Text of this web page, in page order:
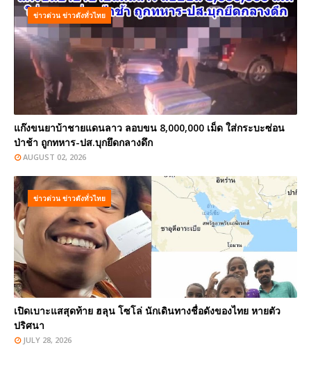
ข่าวด่วน ข่าวดังทั่วไทย
แก๊งขนยาบ้าชายแดนลาว ลอบขน 8,000,000 เม็ด ใส่กระบะซ่อน
ป่าช้า ถูกทหาร-ปส.บุกยึดกลางดึก
AUGUST 02, 2026
ข่าวด่วน ข่าวดังทั่วไทย
เปิดเบาะแสสุดท้าย ฮลุน โซโล่ นักเดินทางชื่อดังของไทย หายตัว
ปริศนา
JULY 28, 2026